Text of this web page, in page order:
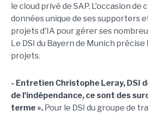
le cloud privé de SAP. L'occasion de
données unique de ses supporters
projets d'IA pour gérer ses
Le DSI du Bayern de Munich précise
projets.
- Entretien Christophe Leray, DSI
de l'indépendance, ce sont des
terme ». Pour le DSI du groupe de